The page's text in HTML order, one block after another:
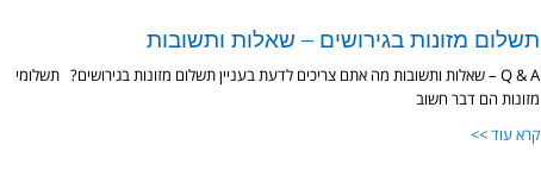
תשלום מזונות בגירושים – שאלות ותשובות
Q & A – שאלות ותשובות מה אתם צריכים לדעת בעניין תשלום מזונות בגירושים? תשלומי
מזונות הם דבר חשוב
קרא עוד >>